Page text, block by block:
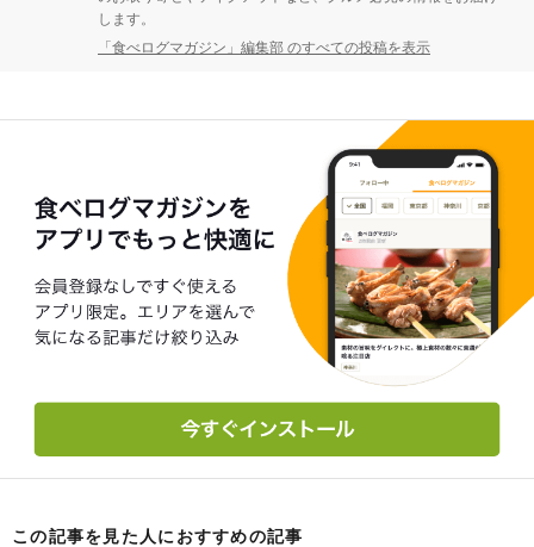
します。
「食べログマガジン」編集部 のすべての投稿を表示
この記事を見た人におすすめの記事